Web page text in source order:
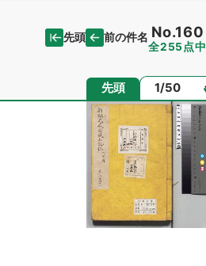
先頭 前の件名 No.160
全255点中
先頭 ページ